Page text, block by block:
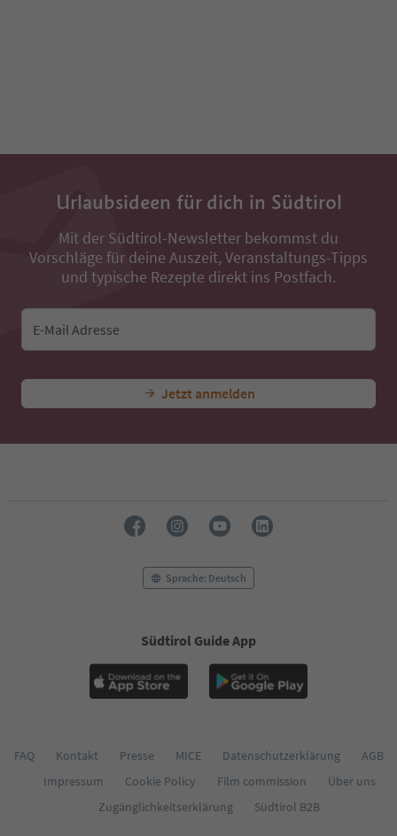
Urlaubsideen für dich in Südtirol
Mit der Südtirol-Newsletter bekommst du
Vorschläge für deine Auszeit, Veranstaltungs-Tipps
und typische Rezepte direkt ins Postfach.
E-Mail Adresse
Jetzt anmelden
Sprache: Deutsch
Südtirol Guide App
FAQ Kontakt Presse MICE Datenschutzerklärung
AGB
Impressum
Cookie Policy Film commission
Über uns
Zugänglichkeitserklärung
Südtirol B2B